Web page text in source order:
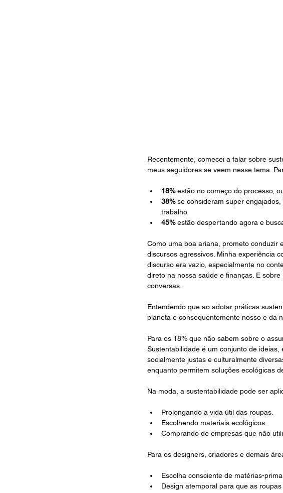
Recentemente, comecei a falar sobre
meus seguidores se veem nesse tema.
18% estão no começo do processo,
38% se consideram super
trabalho.
45% estão despertando agora e
Como uma boa ariana, prometo conduzir
discursos agressivos. Minha experiência
discurso era vazio, especialmente no
direto na nossa saúde e finanças. E
conversas.
Entendendo que ao adotar práticas
planeta e consequentemente nosso e da
Para os 18% que não sabem sobre o
Sustentabilidade é um conjunto de
socialmente justas e culturalmente
enquanto permitem soluções ecológicas
Na moda, a sustentabilidade pode ser
Prolongando a vida útil das roupas.
Escolhendo materiais ecológicos.
Comprando de empresas que não
Para os designers, criadores e demais
Escolha consciente de matérias-
Design atemporal para que as